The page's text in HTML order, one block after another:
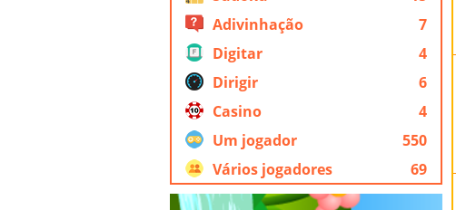
Adivinhação
7
Digitar
4
Dirigir
6
Casino
4
Um jogador
550
Vários jogadores
69